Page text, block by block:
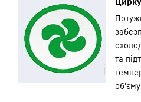
та